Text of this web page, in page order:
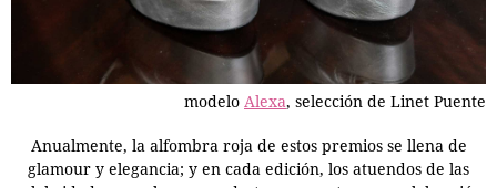
modelo Alexa, selección de Linet Puente
Anualmente, la alfombra roja de estos premios se llena de
glamour y elegancia; y en cada edición, los atuendos de las